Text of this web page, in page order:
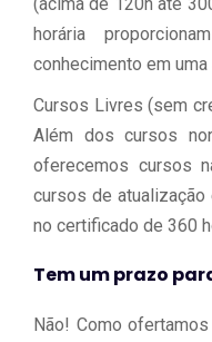
horária
conhecimento em
Cursos Livres (sem
Além dos cursos
oferecemos cursos
cursos de atualização
no certificado de 360
Tem um prazo
Não! Como